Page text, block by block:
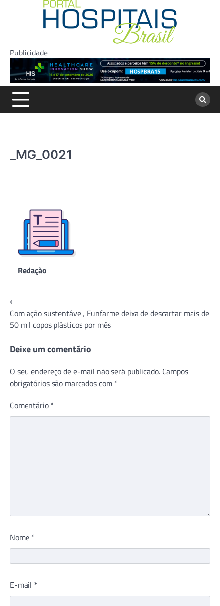
Publicidade
_MG_0021
Redação
Navegação
de
Post
⟵
Com ação sustentável, Funfarme deixa de descartar mais de
50 mil copos plásticos por mês
Deixe um comentário
O seu endereço de e-mail não será publicado. Campos
obrigatórios são marcados com *
Comentário *
Nome *
E-mail *